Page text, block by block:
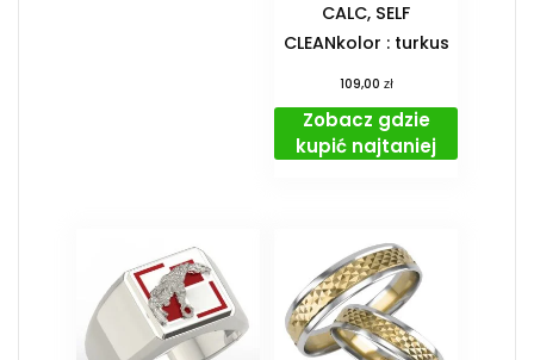
CALC, SELF
CLEANkolor : turkus
109,00 zł
Zobacz gdzie
kupić najtaniej